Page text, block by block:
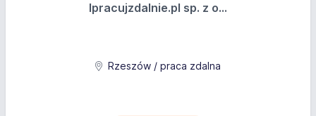
Ipracujzdalnie.pl sp. z o...
Rzeszów / praca zdalna